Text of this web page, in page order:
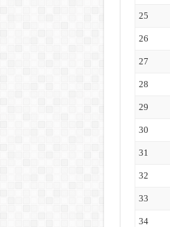
25
26
27
28
29
30
31
32
33
34